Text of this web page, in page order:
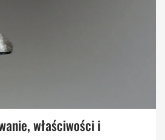
właściwości i